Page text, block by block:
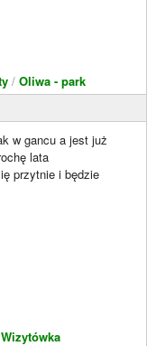
/ Oliwa - park
w gancu a jest już
lata
przytnie i będzie
Wizytówka